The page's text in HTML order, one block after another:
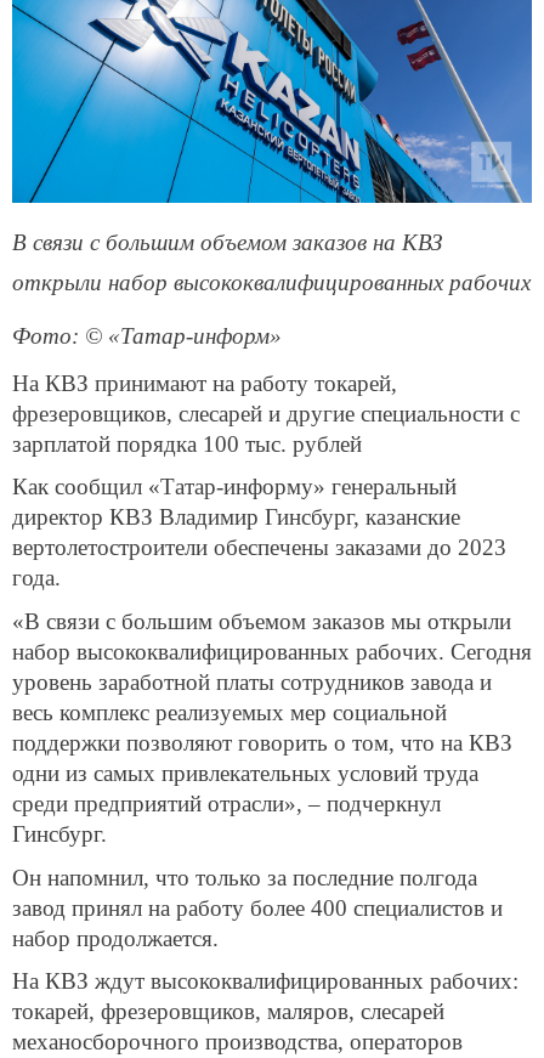
В связи с большим объемом заказов на КВЗ
открыли набор высококвалифицированных рабочих
Фото: © «Татар-информ»
На КВЗ принимают на работу токарей,
фрезеровщиков, слесарей и другие специальности с
зарплатой порядка 100 тыс. рублей
Как сообщил «Татар-информу» генеральный
директор КВЗ Владимир Гинсбург, казанские
вертолетостроители обеспечены заказами до 2023
года.
«В связи с большим объемом заказов мы открыли
набор высококвалифицированных рабочих. Сегодня
уровень заработной платы сотрудников завода и
весь комплекс реализуемых мер социальной
поддержки позволяют говорить о том, что на КВЗ
одни из самых привлекательных условий труда
среди предприятий отрасли», – подчеркнул
Гинсбург.
Он напомнил, что только за последние полгода
завод принял на работу более 400 специалистов и
набор продолжается.
На КВЗ ждут высококвалифицированных рабочих:
токарей, фрезеровщиков, маляров, слесарей
механосборочного производства, операторов